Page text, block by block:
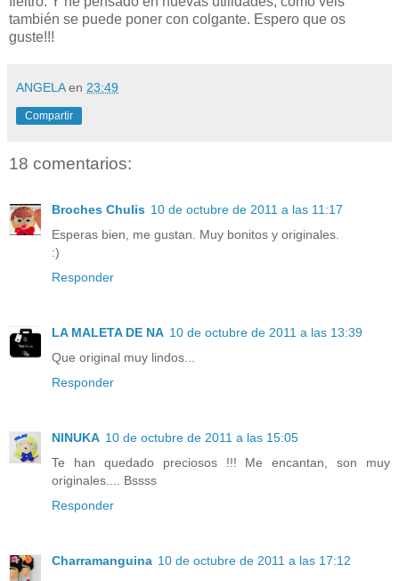
también se puede poner con colgante. Espero que os
guste!!!
ANGELA en 23:49
Compartir
18 comentarios:
Broches Chulis 10 de octubre de 2011 a las 11:17
Esperas bien, me gustan. Muy bonitos y originales.
:)
Responder
LA MALETA DE NA 10 de octubre de 2011 a las 13:39
Que original muy lindos...
Responder
NINUKA 10 de octubre de 2011 a las 15:05
Te han quedado preciosos !!! Me encantan, son muy
originales.... Bssss
Responder
Charramanguina 10 de octubre de 2011 a las 17:12